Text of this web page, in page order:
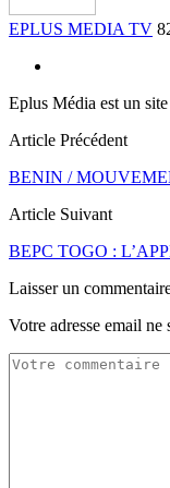
EPLUS MEDIA TV
Eplus Média est un
Article Précédent
BENIN /
Article Suivant
BEPC TOGO :
Laisser un
Votre adresse email ne